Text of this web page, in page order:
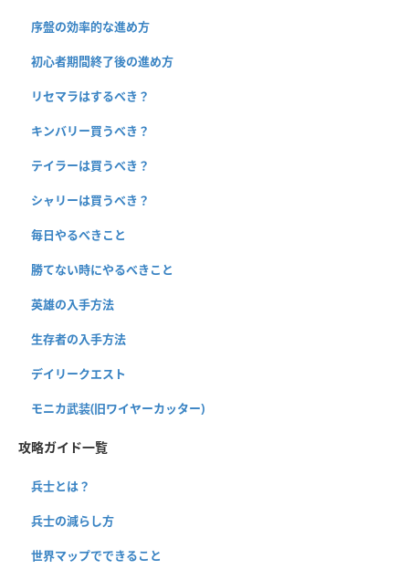
序盤の効率的な進め方
初心者期間終了後の進め方
リセマラはするべき？
キンバリー買うべき？
テイラーは買うべき？
シャリーは買うべき？
毎日やるべきこと
勝てない時にやるべきこと
英雄の入手方法
生存者の入手方法
デイリークエスト
モニカ武装(旧ワイヤーカッター)
攻略ガイド一覧
兵士とは？
兵士の減らし方
世界マップでできること